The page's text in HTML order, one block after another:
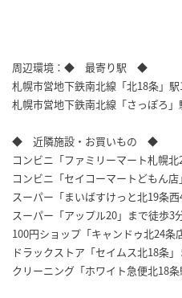
周辺環境：◆ 最寄り駅 ◆
札幌市営地下鉄南北線「北18条」
札幌市営地下鉄南北線「さっぽろ
◆ 近隣施設・お買いもの ◆
コンビニ「ファミリーマート札幌
コンビニ「セイコーマートどもん
スーパー「まいばすけっと北19条
スーパー「アップル20」まで徒歩3
100円ショップ「キャンドゥ北24条
ドラックストア「セイムス北18条
クリーニング「ホワイト急便北18